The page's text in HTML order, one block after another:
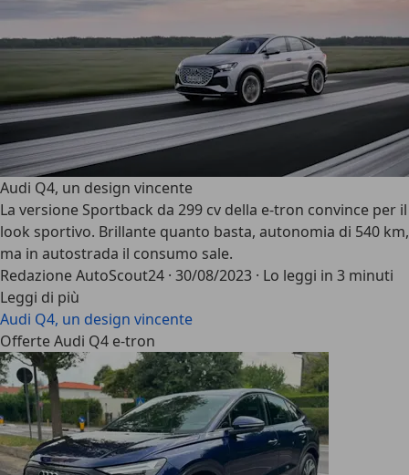
Audi Q4, un design vincente
La versione Sportback da 299 cv della e-tron convince per il
look sportivo. Brillante quanto basta, autonomia di 540 km,
ma in autostrada il consumo sale.
Redazione AutoScout24 · 30/08/2023 · Lo leggi in 3 minuti
Leggi di più
Audi Q4, un design vincente
Offerte Audi Q4 e-tron